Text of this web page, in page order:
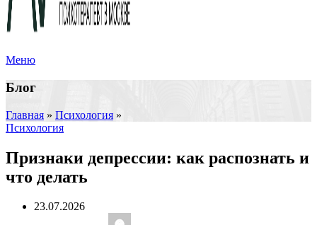
Меню
Блог
Главная » Психология »
Психология
Признаки депрессии: как распознать и
что делать
23.07.2026